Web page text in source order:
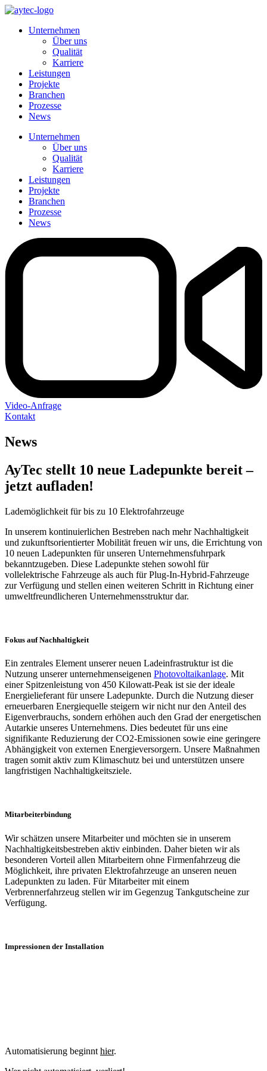
Zum
wechselnUnternehmen
Über uns
Qualität
Karriere
Leistungen
Projekte
Branchen
Prozesse
News
Unternehmen
Über uns
Qualität
Karriere
Leistungen
Projekte
Branchen
Prozesse
News
Video-Anfrage
Kontakt
News
AyTec stellt 10 neue Ladepunkte bereit –
jetzt aufladen!
Lademöglichkeit für bis zu 10 Elektrofahrzeuge
In unserem kontinuierlichen Bestreben nach mehr Nachhaltigkeit
und zukunftsorientierter Mobilität freuen wir uns, die Errichtung von
10 neuen Ladepunkten für unseren Unternehmensfuhrpark
bekanntzugeben. Diese Ladepunkte stehen sowohl für
vollelektrische Fahrzeuge als auch für Plug-In-Hybrid-Fahrzeuge
zur Verfügung und stellen einen weiteren Schritt in Richtung einer
umweltfreundlicheren Unternehmensstruktur dar.
Fokus auf Nachhaltigkeit
Ein zentrales Element unserer neuen Ladeinfrastruktur ist die
Nutzung unserer unternehmenseigenen Photovoltaikanlage. Mit
einer Spitzenleistung von 450 Kilowatt-Peak ist sie der ideale
Energielieferant für unsere Ladepunkte. Durch die Nutzung dieser
erneuerbaren Energiequelle steigern wir nicht nur den Anteil des
Eigenverbrauchs, sondern erhöhen auch den Grad der energetischen
Autarkie unseres Unternehmens. Dies bedeutet für uns eine
signifikante Reduzierung der CO2-Emissionen sowie eine geringere
Abhängigkeit von externen Energieversorgern. Unsere Maßnahmen
tragen somit aktiv zum Klimaschutz bei und unterstützen unsere
langfristigen Nachhaltigkeitsziele.
Mitarbeiterbindung
Wir schätzen unsere Mitarbeiter und möchten sie in unserem
Nachhaltigkeitsbestreben aktiv einbinden. Daher bieten wir als
besonderen Vorteil allen Mitarbeitern ohne Firmenfahrzeug die
Möglichkeit, ihre privaten Elektrofahrzeuge an unseren neuen
Ladepunkten zu laden. Für Mitarbeiter mit einem
Verbrennerfahrzeug stellen wir im Gegenzug Tankgutscheine zur
Verfügung.
Impressionen der Installation
Automatisierung beginnt hier.